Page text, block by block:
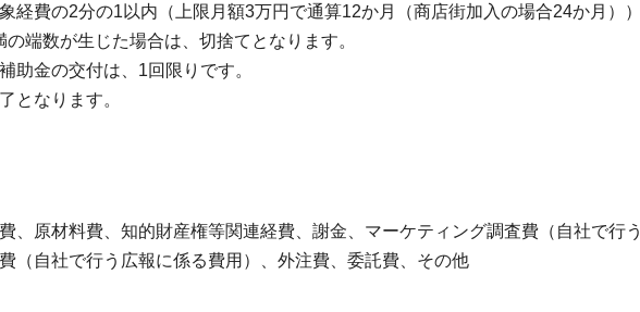
経費の2分の1以内（上限月額3万円で通算12か月（商店街加入の場合24か月））
端数が生じた場合は、切捨てとなります。
助金の交付は、1回限りです。
となります。
、原材料費、知的財産権等関連経費、謝金、マーケティング調査費（自社で行う
（自社で行う広報に係る費用）、外注費、委託費、その他